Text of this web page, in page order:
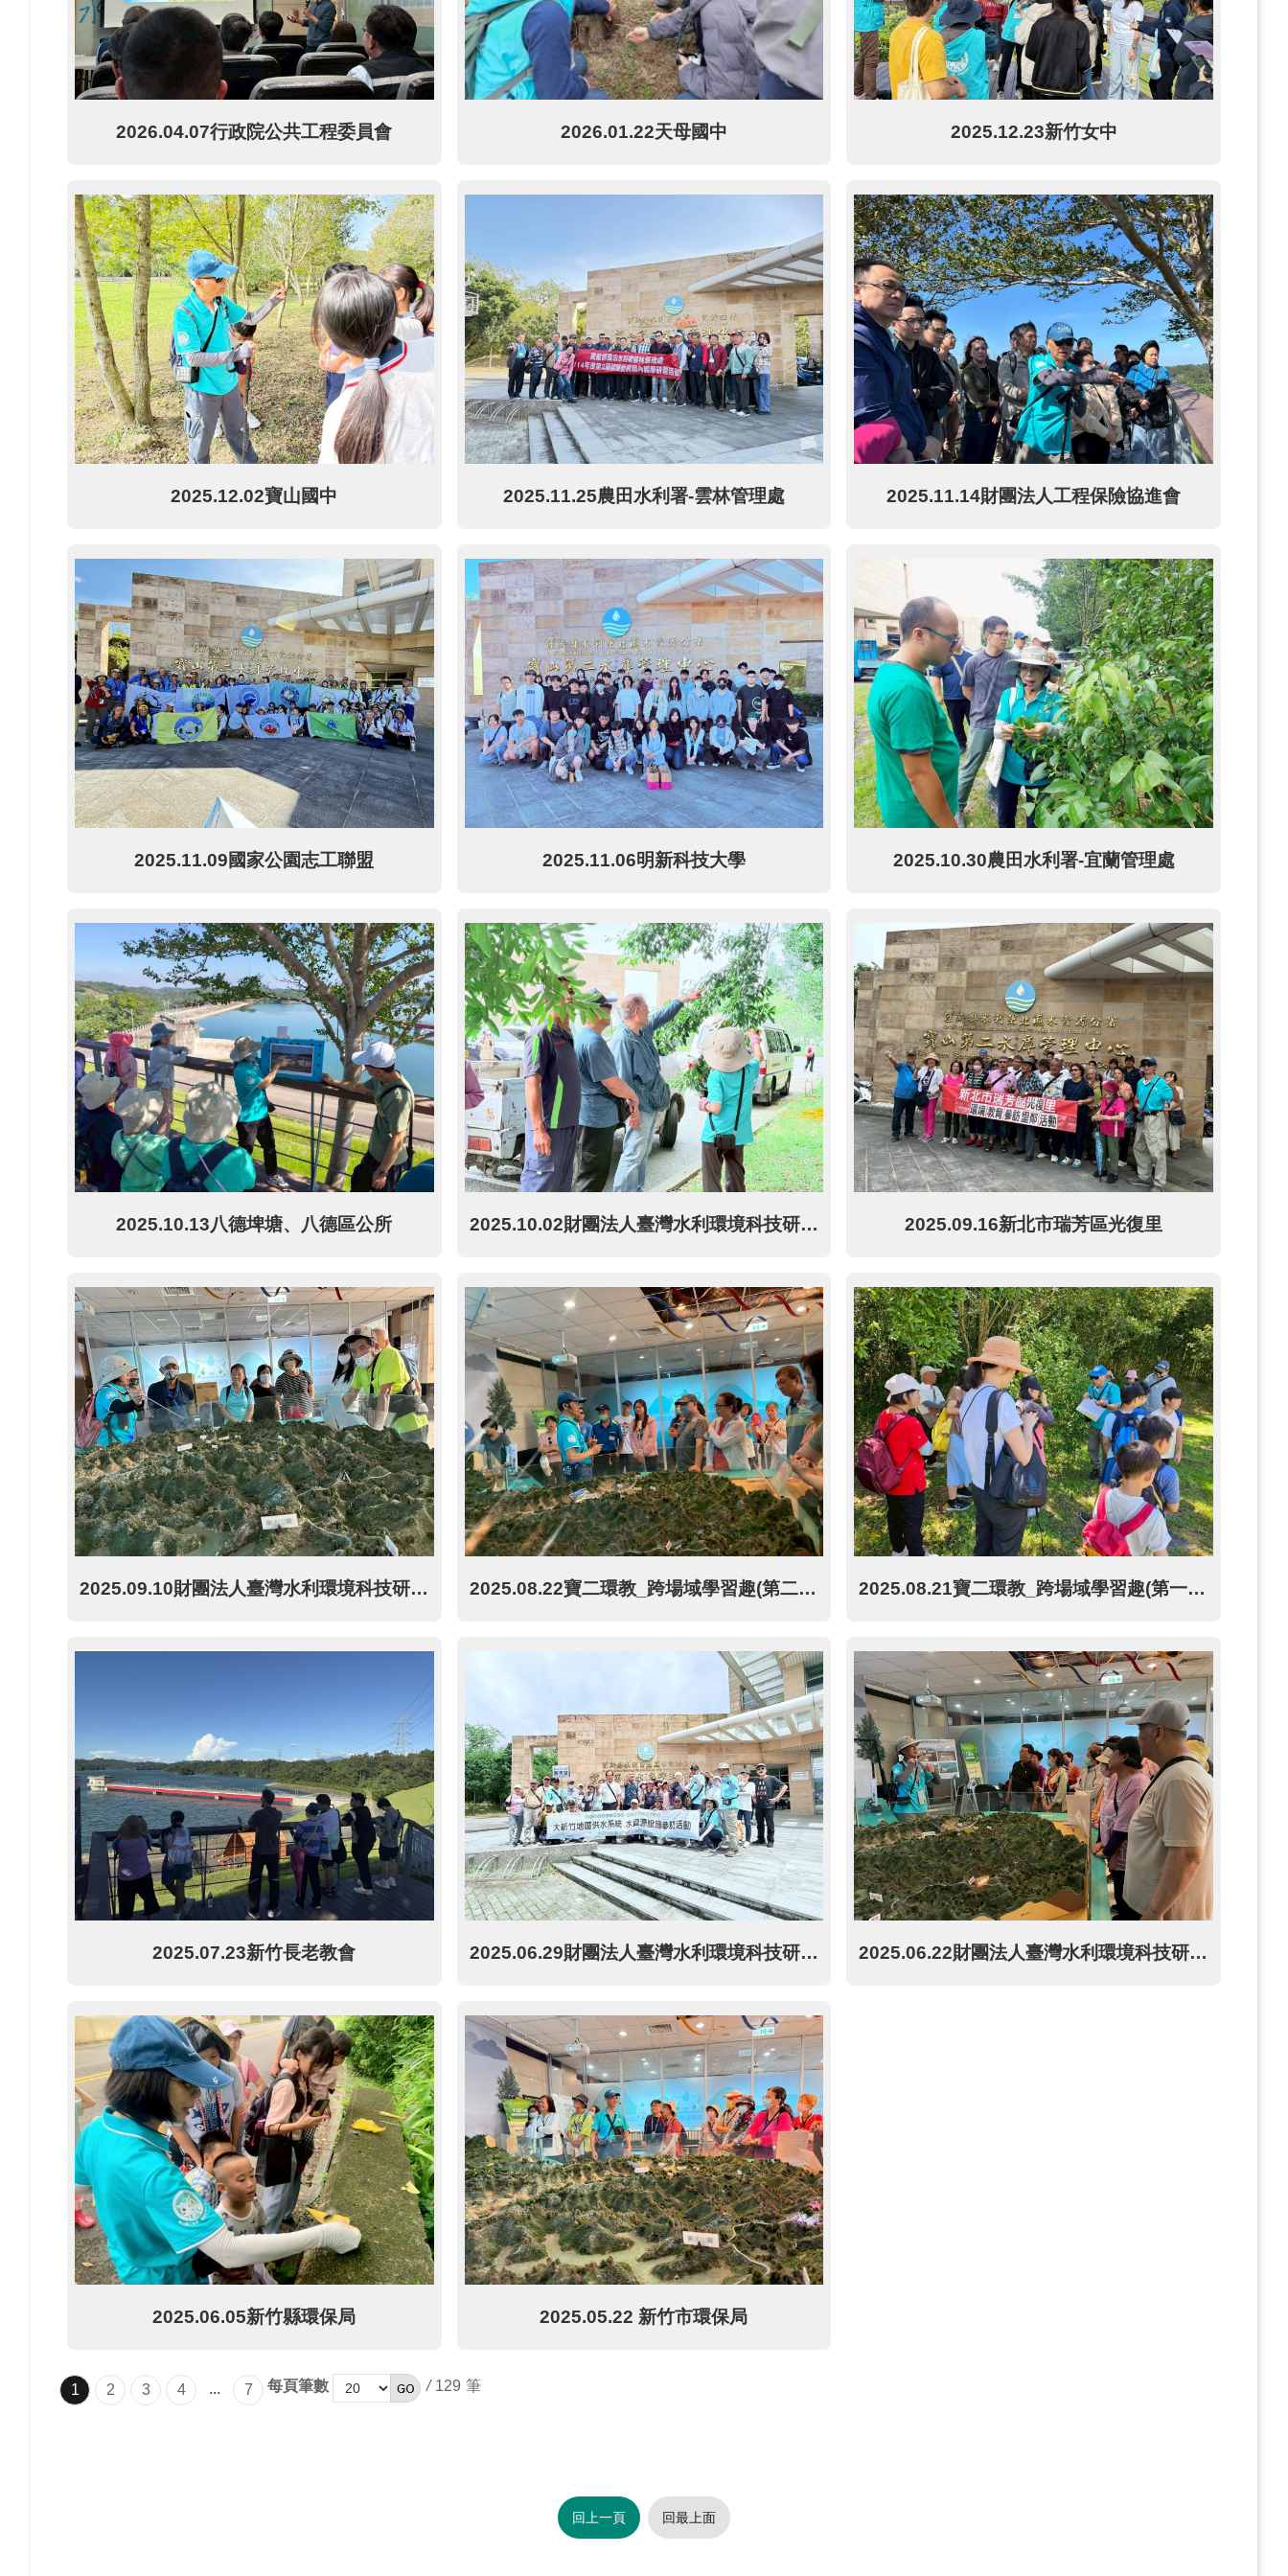
2026.04.07行政院公共工程委員會 2026.01.22天母國中 2025.12.23新竹女中
2025.12.02寶山國中 2025.11.25農田水利署-雲林管理處 2025.11.14財團法人工程保險協進會
2025.11.09國家公園志工聯盟 2025.11.06明新科技大學 2025.10.30農田水利署-宜蘭管理處
2025.10.13八德埤塘、八德區公所 2025.10.02財團法人臺灣水利環境科技研究發展教育基金會 2025.09.16新北市瑞芳區光復里
2025.09.10財團法人臺灣水利環境科技研究發展教育基金會 2025.08.22寶二環教_跨場域學習趣(第二場) 2025.08.21寶二環教_跨場域學習趣(第一場)
2025.07.23新竹長老教會 2025.06.29財團法人臺灣水利環境科技研究發展教育基金會 2025.06.22財團法人臺灣水利環境科技研究發展教育基金會
2025.06.05新竹縣環保局 2025.05.22 新竹市環保局
1 2 3 4 ... 7 每頁筆數 / 129
回上一頁 回最上面